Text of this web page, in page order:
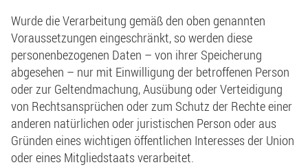
Wurde die Verarbeitung gemäß den oben genannten
Voraussetzungen eingeschränkt, so werden diese
personenbezogenen Daten – von ihrer Speicherung
abgesehen – nur mit Einwilligung der betroffenen Person
oder zur Geltendmachung, Ausübung oder Verteidigung
von Rechtsansprüchen oder zum Schutz der Rechte einer
anderen natürlichen oder juristischen Person oder aus
Gründen eines wichtigen öffentlichen Interesses der Union
oder eines Mitgliedstaats verarbeitet.